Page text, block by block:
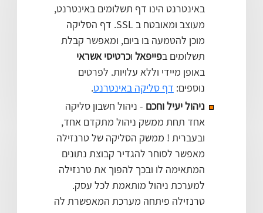
באינטרנט הינו דף תשלומים באינטרנט,
מעוצב ומאובטח ב SSL. דף הסליקה
מוכן להטמעה בו ביום, ומאפשר קבלת
תשלומים בפייפאל וכרטיסי אשראי
באופן מיידי וללא עלויות. לפרטים
נוספים: דף סליקה באינטרנט.
ניהול יעיל וחכם - ניהול חשבון סליקה
אחד תחת ממשק ניהול מתקדם אחד,
ובעברית ! ממשק הסליקה של טרנזילה
מאפשר לסוחר להגדיר קבוצת נתונים
המתאימה לו ובכך להפוך את טרנזילה
למערכת ניהול מותאמת לכל עסק.
טרנזילה פיתחה מערכת המאפשרת לה